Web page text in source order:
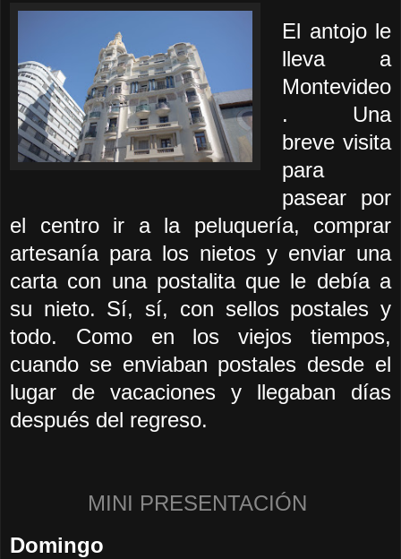
El antojo le
lleva a
Montevideo
. Una
breve visita
para
pasear por
el centro ir a la peluquería, comprar
artesanía para los nietos y enviar una
carta con una postalita que le debía a
su nieto. Sí, sí, con sellos postales y
todo. Como en los viejos tiempos,
cuando se enviaban postales desde el
lugar de vacaciones y llegaban días
después del regreso.
MINI PRESENTACIÓN
Domingo